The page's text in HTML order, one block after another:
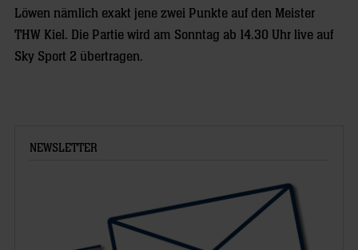
Löwen nämlich exakt jene zwei Punkte auf den Meister
THW Kiel. Die Partie wird am Sonntag ab 14.30 Uhr live auf
Sky Sport 2 übertragen.
NEWSLETTER